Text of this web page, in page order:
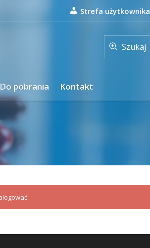
Strefa użytkownika
Szukaj
Do pobrania Kontakt